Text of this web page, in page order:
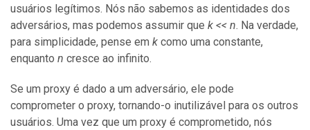
usuários legítimos. Nós não sabemos as identidades dos
adversários, mas podemos assumir que k << n. Na verdade,
para simplicidade, pense em k como uma constante,
enquanto n cresce ao infinito.
Se um proxy é dado a um adversário, ele pode
comprometer o proxy, tornando-o inutilizável para os outros
usuários. Uma vez que um proxy é comprometido, nós